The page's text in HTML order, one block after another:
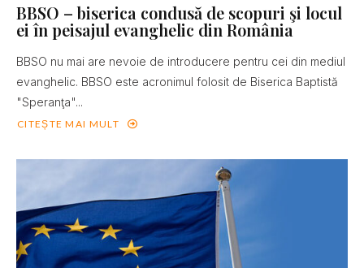
BBSO – biserica condusă de scopuri şi locul
ei în peisajul evanghelic din România
BBSO nu mai are nevoie de introducere pentru cei din mediul
evanghelic. BBSO este acronimul folosit de Biserica Baptistă
"Speranţa"...
CITEȘTE MAI MULT